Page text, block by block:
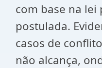
com base na lei
postulada.
casos de
não alcança,